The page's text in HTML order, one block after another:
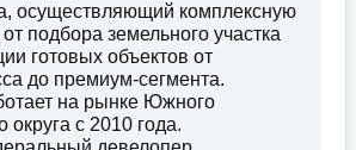
осуществляющий комплексную
подбора земельного участка
готовых объектов от
до премиум-сегмента.
на рынке Южного
округа с 2010 года.